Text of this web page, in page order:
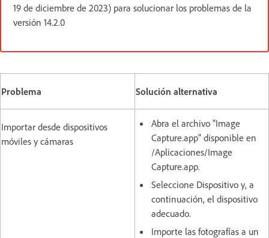
19 de diciembre de 2023) para solucionar los problemas de la
versión 14.2.0
Problema Solución alternativa
Importar desde dispositivos
móviles y cámaras
Abra el archivo "Image
Capture.app" disponible en
/Aplicaciones/Image
Capture.app.
Seleccione Dispositivo y, a
continuación, el dispositivo
adecuado.
Importe las fotografías a un